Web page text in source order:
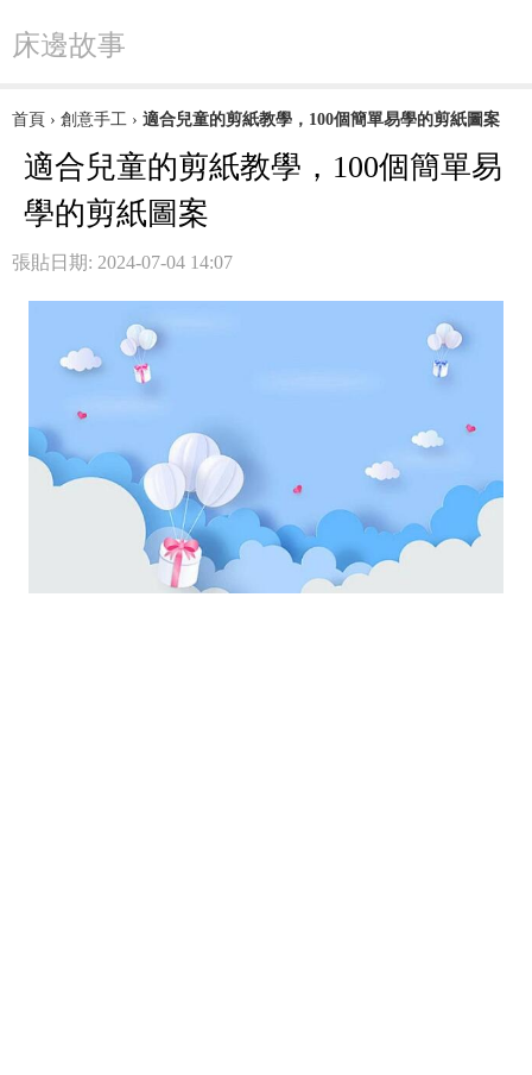
床邊故事
首頁 › 創意手工 › 適合兒童的剪紙教學，100個簡單易學的剪紙圖案
適合兒童的剪紙教學，100個簡單易
學的剪紙圖案
張貼日期: 2024-07-04 14:07